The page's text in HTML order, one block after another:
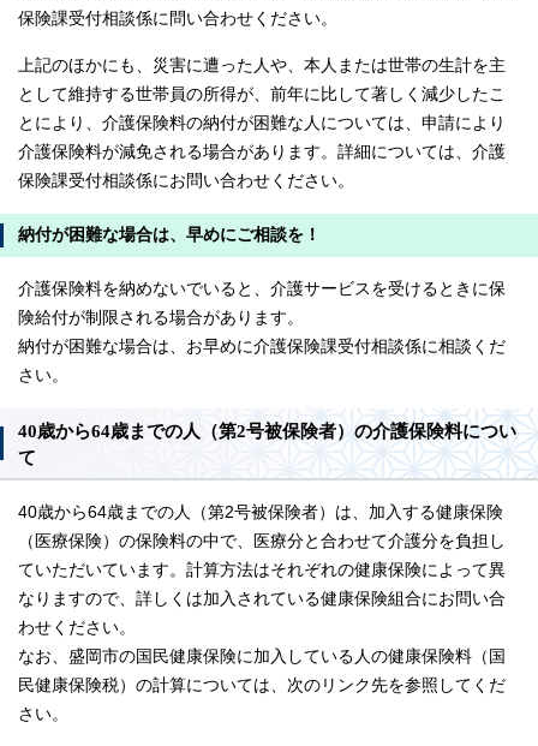
保険課受付相談係に問い合わせください。
上記のほかにも、災害に遭った人や、本人または世帯の生計を主
として維持する世帯員の所得が、前年に比して著しく減少したこ
とにより、介護保険料の納付が困難な人については、申請により
介護保険料が減免される場合があります。詳細については、介護
保険課受付相談係にお問い合わせください。
納付が困難な場合は、早めにご相談を！
介護保険料を納めないでいると、介護サービスを受けるときに保
険給付が制限される場合があります。
納付が困難な場合は、お早めに介護保険課受付相談係に相談くだ
さい。
40歳から64歳までの人（第2号被保険者）の介護保険料につい
て
40歳から64歳までの人（第2号被保険者）は、加入する健康保険
（医療保険）の保険料の中で、医療分と合わせて介護分を負担し
ていただいています。計算方法はそれぞれの健康保険によって異
なりますので、詳しくは加入されている健康保険組合にお問い合
わせください。
なお、盛岡市の国民健康保険に加入している人の健康保険料（国
民健康保険税）の計算については、次のリンク先を参照してくだ
さい。